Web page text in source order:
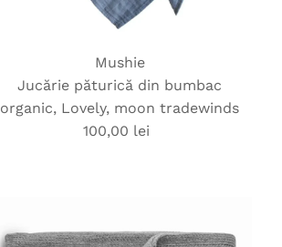
Mushie
Jucărie păturică din bumbac
organic, Lovely, moon tradewinds
Preț
100,00 lei